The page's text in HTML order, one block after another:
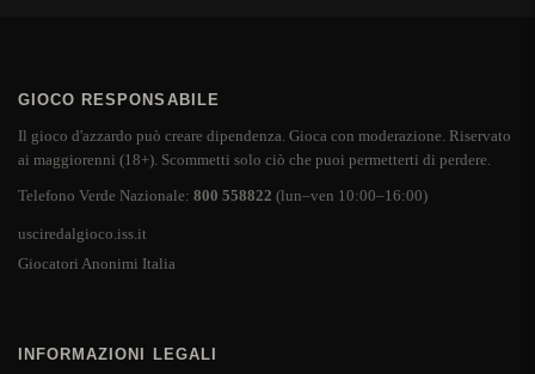
GIOCO RESPONSABILE
Il gioco d'azzardo può creare dipendenza. Gioca con moderazione. Riservato
ai maggiorenni (18+). Scommetti solo ciò che puoi permetterti di perdere.
Telefono Verde Nazionale: 800 558822 (lun–ven 10:00–16:00)
usciredalgioco.iss.it
Giocatori Anonimi Italia
INFORMAZIONI LEGALI